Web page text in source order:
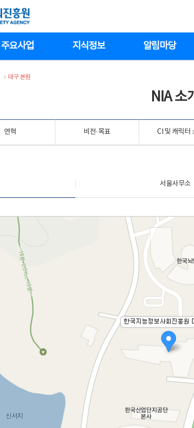
주요사업 지식정보 알림마당
>
대구 본원
NIA 소
연혁 비전·목표 CI 및 캐릭터
서울사무소